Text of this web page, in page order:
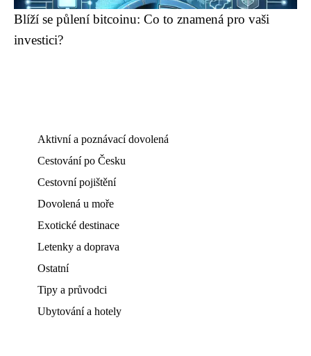
Blíží se půlení bitcoinu: Co to znamená pro vaši
investici?
Aktivní a poznávací dovolená
Cestování po Česku
Cestovní pojištění
Dovolená u moře
Exotické destinace
Letenky a doprava
Ostatní
Tipy a průvodci
Ubytování a hotely